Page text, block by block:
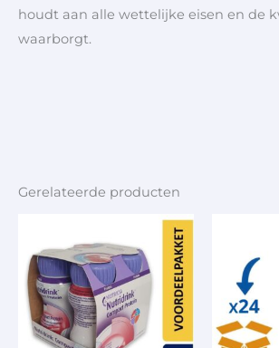
houdt aan alle wettelijke eisen en de
waarborgt.
Gerelateerde producten